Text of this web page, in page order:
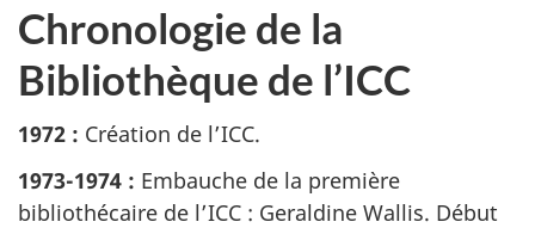
Chronologie de la
Bibliothèque de l’ICC
1972 : Création de l’ICC.
1973-1974 : Embauche de la première
bibliothécaire de l’ICC : Geraldine Wallis. Début